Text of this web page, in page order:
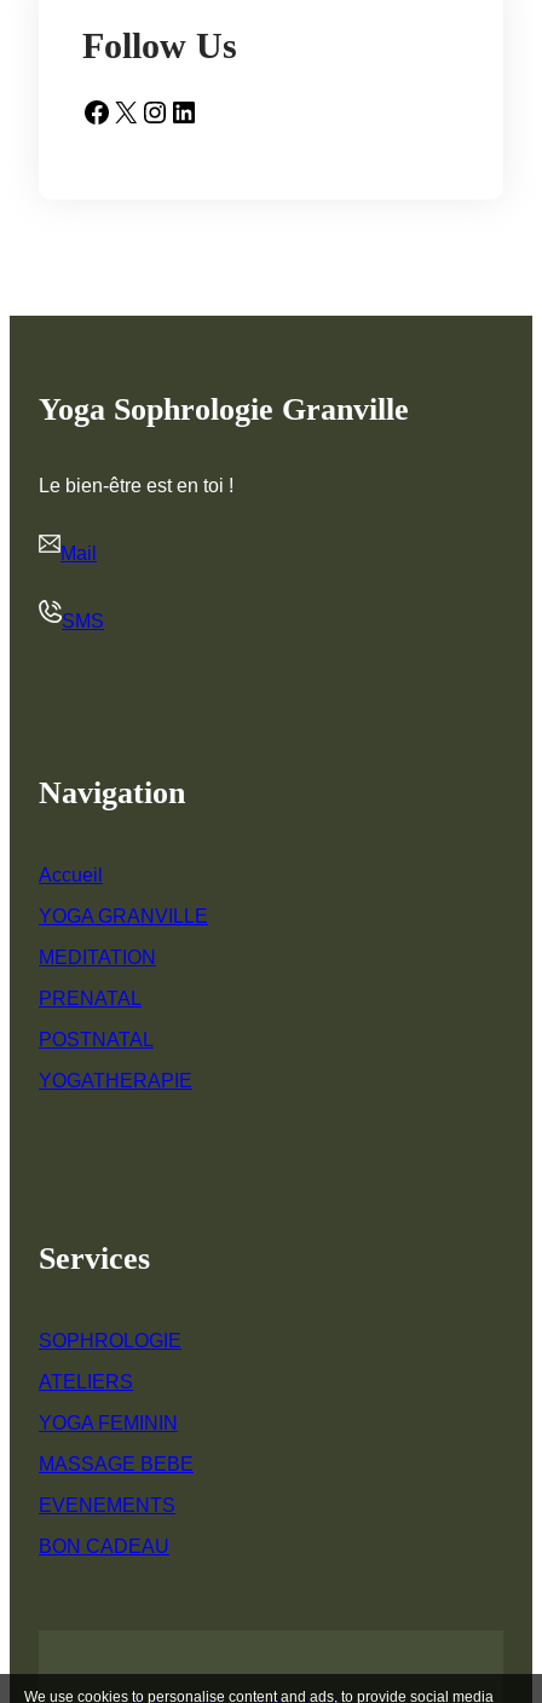
Follow Us
Facebook X Instagram LinkedIn
Yoga Sophrologie Granville
Le bien-être est en toi !
Mail
SMS
Navigation
Accueil
YOGA GRANVILLE
MEDITATION
PRENATAL
POSTNATAL
YOGATHERAPIE
Services
SOPHROLOGIE
ATELIERS
YOGA FEMININ
MASSAGE BEBE
EVENEMENTS
BON CADEAU
We use cookies to personalise content and ads, to provide social media